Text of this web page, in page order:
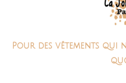
Pour des vêtements qui